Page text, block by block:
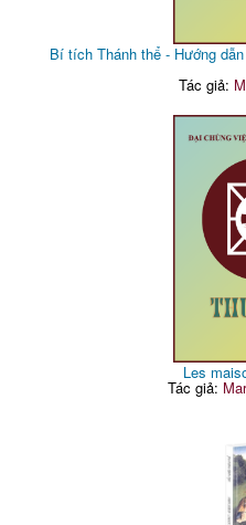
Bí tích Thánh thể - Hướng
Tác giả:
Les
Tác giả: